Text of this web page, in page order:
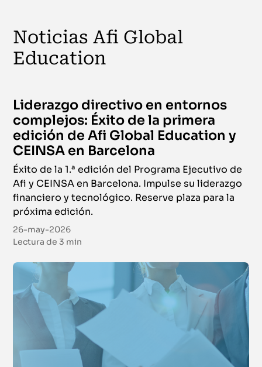
Noticias Afi Global
Education
Liderazgo directivo en entornos
complejos: Éxito de la primera
edición de Afi Global Education y
CEINSA en Barcelona
Éxito de la 1.ª edición del Programa Ejecutivo de
Afi y CEINSA en Barcelona. Impulse su liderazgo
financiero y tecnológico. Reserve plaza para la
próxima edición.
26-may-2026
Lectura de3 min